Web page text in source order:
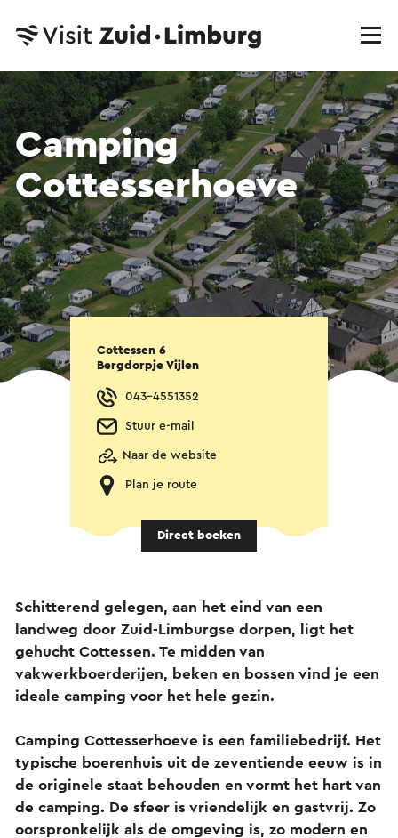
Camping
Cottesserhoeve
Cottessen 6
Bergdorpje Vijlen
043-4551352
Stuur e-mail
Naar de website
Plan je route
Direct boeken
Schitterend gelegen, aan het eind van een
landweg door Zuid-Limburgse dorpen, ligt het
gehucht Cottessen. Te midden van
vakwerkboerderijen, beken en bossen vind je een
ideale camping voor het hele gezin.
Camping Cottesserhoeve is een familiebedrijf. Het
typische boerenhuis uit de zeventiende eeuw is in
de originele staat behouden en vormt het hart van
de camping. De sfeer is vriendelijk en gastvrij. Zo
oorspronkelijk als de omgeving is, zo modern en